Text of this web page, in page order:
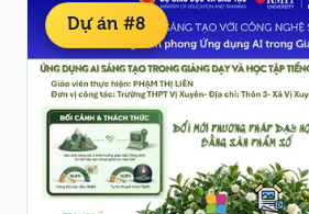
Dự án #8